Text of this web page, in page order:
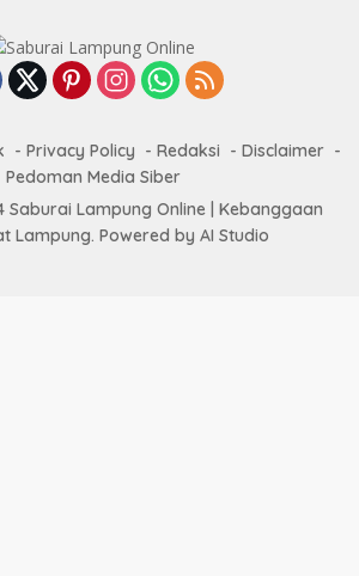
Privacy Policy Redaksi
Disclaimer
Pedoman Media Siber
Saburai Lampung Online | Kebanggaan
Lampung. Powered by AI Studio